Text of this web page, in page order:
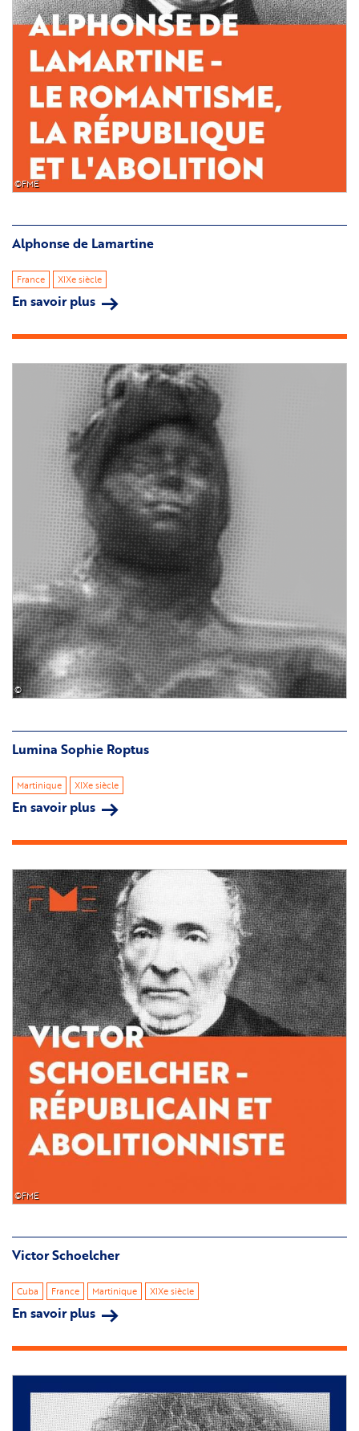
©FME
Alphonse de Lamartine
France XIXe siècle
En savoir plus sur
de
Lamartine
©
Lumina Sophie Roptus
Martinique XIXe siècle
En savoir plus sur
Sophie
Roptus
Image
©FME
Victor Schoelcher
Cuba France Martinique XIXe siècle
En savoir plus sur
Schoelcher